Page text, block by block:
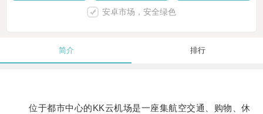
安卓市场，安全绿色
简介 排行
位于都市中心的KK云机场是一座集航空交通、购物、休